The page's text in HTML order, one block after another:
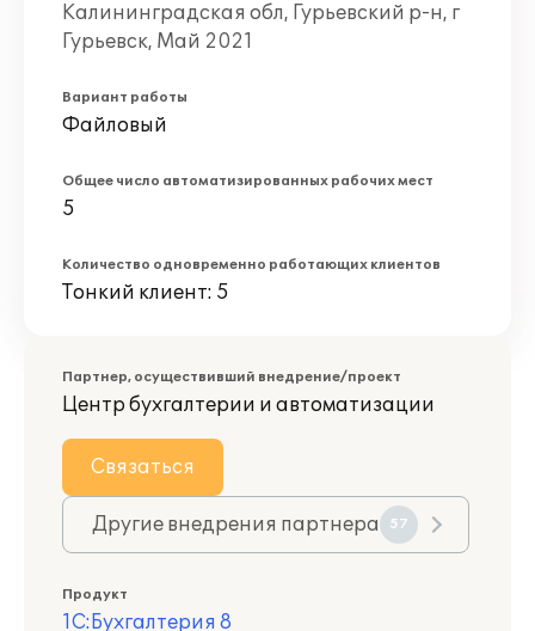
Калининградская обл, Гурьевский р-н, г
Гурьевск, Май 2021
Вариант работы
Файловый
Общее число автоматизированных рабочих мест
5
Количество одновременно работающих клиентов
Тонкий клиент: 5
Партнер, осуществивший внедрение/проект
Центр бухгалтерии и автоматизации
Связаться
Другие внедрения партнера 57
Продукт
1С:Бухгалтерия 8